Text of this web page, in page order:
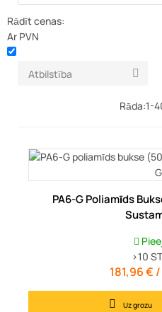
Rādīt cenas:
Ar PVN

Atbilstība
Rāda:1-
PA6-G Poliamīds
>10
Cena
181,96 €
Uz grozu